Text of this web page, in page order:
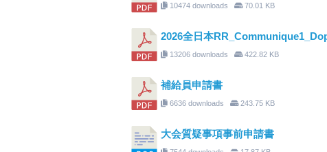
10474 downloads 70.01 KB
2026全日本
13206 downloads 422.82 KB
補給員申請書
6636 downloads 243.75 KB
大会質疑事項事前申請書